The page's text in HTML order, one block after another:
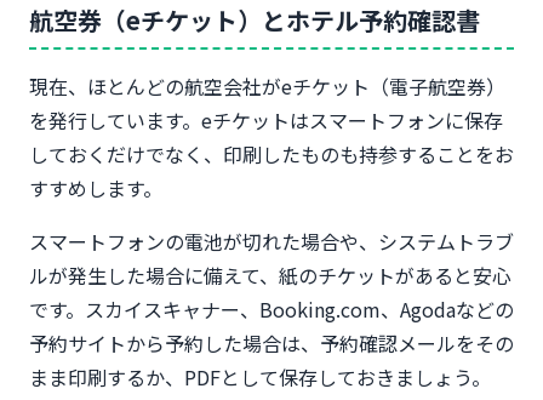
航空券（eチケット）とホテル予約確認書
現在、ほとんどの航空会社がeチケット（電子航空券）
を発行しています。eチケットはスマートフォンに保存
しておくだけでなく、印刷したものも持参することをお
すすめします。
スマートフォンの電池が切れた場合や、システムトラブ
ルが発生した場合に備えて、紙のチケットがあると安心
です。スカイスキャナー、Booking.com、Agodaなどの
予約サイトから予約した場合は、予約確認メールをその
まま印刷するか、PDFとして保存しておきましょう。